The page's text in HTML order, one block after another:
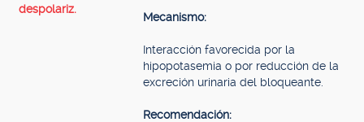
despolariz.
Mecanismo:
Interacción favorecida por la
hipopotasemia o por reducción de la
excreción urinaria del bloqueante.
Recomendación: